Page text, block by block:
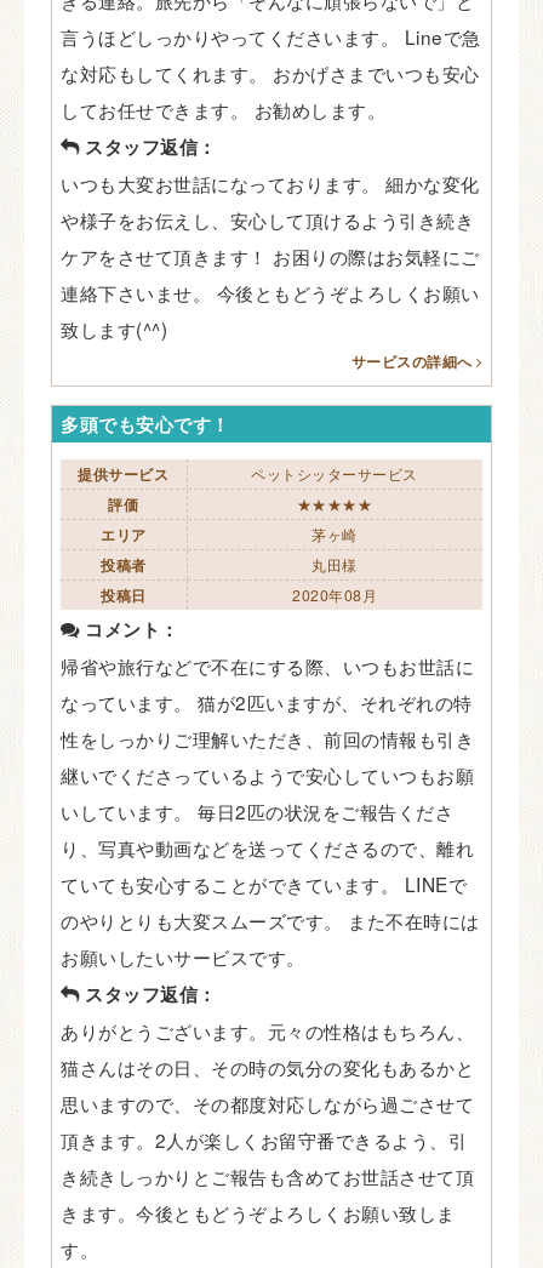
言うほどしっかりやってくださいます。 Lineで急
な対応もしてくれます。 おかげさまでいつも安心
してお任せできます。 お勧めします。
スタッフ返信：
いつも大変お世話になっております。 細かな変化
や様子をお伝えし、安心して頂けるよう引き続き
ケアをさせて頂きます！ お困りの際はお気軽にご
連絡下さいませ。 今後ともどうぞよろしくお願い
致します(^^)
サービスの詳細へ
多頭でも安心です！
提供サービス ペットシッターサービス
評価 ★★★★★
エリア 茅ヶ崎
投稿者 丸田様
投稿日 2020年08月
コメント：
帰省や旅行などで不在にする際、いつもお世話に
なっています。 猫が2匹いますが、それぞれの特
性をしっかりご理解いただき、前回の情報も引き
継いでくださっているようで安心していつもお願
いしています。 毎日2匹の状況をご報告くださ
り、写真や動画などを送ってくださるので、離れ
ていても安心することができています。 LINEで
のやりとりも大変スムーズです。 また不在時には
お願いしたいサービスです。
スタッフ返信：
ありがとうございます。元々の性格はもちろん、
猫さんはその日、その時の気分の変化もあるかと
思いますので、その都度対応しながら過ごさせて
頂きます。2人が楽しくお留守番できるよう、引
き続きしっかりとご報告も含めてお世話させて頂
きます。今後ともどうぞよろしくお願い致しま
す。